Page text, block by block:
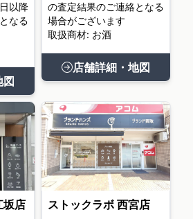
以降
なる
図
の査定結果のご連絡となる
場合がございます
取扱商材: お酒
店舗詳細・地図
坂店
ストックラボ 西宮店